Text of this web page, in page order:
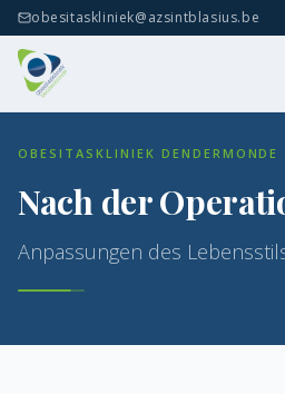
obesitaskliniek@azsintblasius.be
OBESITASKLINIEK
Nach der
Anpassungen des